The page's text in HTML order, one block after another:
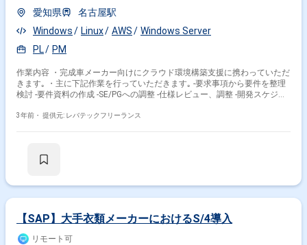
愛知県
名古屋駅
Windows
Linux AWS
Windows Server
PL
PM
作業内容 ・完成車メーカー向けにクラウド環境構築支援に携わっていただ
きます｡ ・主に下記作業を行っていただきます｡ -要求事項から要件を整理
検討 -要件資料の作成 -SE/PGへの調整 -仕様レビュー、調整 -開発スケジュ
3年前・ 提供元: レバテックフリーランス
【SAP】大手衣類メーカーにおけるS/4導入
リモート可